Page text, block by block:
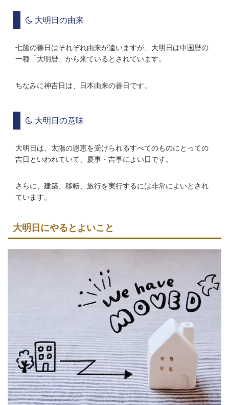
大明日の由来
七箇の善日はそれぞれ由来が違いますが、大明日は中国暦の
一種「大明暦」から来ているとされています。
ちなみに神吉日は、日本由来の善日です。
大明日の意味
大明日は、太陽の恩恵を受けられるすべてのものにとっての
吉日といわれていて、慶事・吉事によい日です。
さらに、建築、移転、旅行を実行するには非常によいとされ
ています。
大明日にやるとよいこと